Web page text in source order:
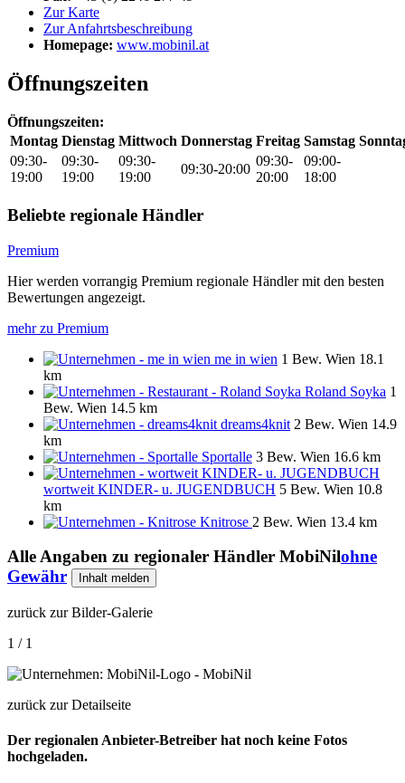
Zur Karte
Zur Anfahrtsbeschreibung
Homepage: www.mobinil.at
Öffnungszeiten
Öffnungszeiten:
Montag Dienstag Mittwoch Donnerstag Freitag Samstag
09:30-
19:00
09:30-
19:00
09:30-
19:00
09:30-20:00
09:30-
20:00
09:00-
18:00
Beliebte regionale Händler
Premium
Hier werden vorrangig Premium regionale Händler mit den besten
Bewertungen angezeigt.
mehr zu Premium
me in wien 1 Bew. Wien 18.1
km
Roland Soyka 1
Bew. Wien 14.5 km
dreams4knit 2 Bew. Wien 14.9
km
Sportalle 3 Bew. Wien 16.6 km
wortweit KINDER- u. JUGENDBUCH 5 Bew. Wien 10.8
km
Knitrose 2 Bew. Wien 13.4 km
Alle Angaben zu regionaler Händler MobiNilohne
Gewähr
Inhalt melden
zurück zur Bilder-Galerie
1 / 1
zurück zur Detailseite
Der regionalen Anbieter-Betreiber hat noch keine Fotos
hochgeladen.